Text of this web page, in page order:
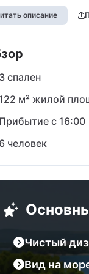
несколько
дней у
где вас
между
описание
3 спален
122 м² жилой
Прибытие с 16:00
6 человек
Чистый
Вид на